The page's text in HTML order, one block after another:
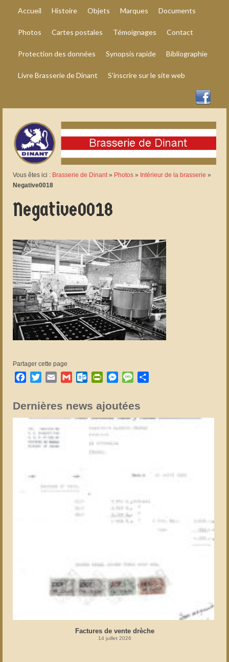
Accueil Histoire Objets Marques Documents
Photos Cartes postales Témoignages Contact
Protection des données Synopsis rapide Bibliographie
Livre Brasserie de Dinant S’inscrire sur le site web
Vous êtes ici : Brasserie de Dinant» Photos » Intérieur de la brasserie »
Negative0018
Negative0018
Partager cette page
Facebook
TwitterEmail GmailOutlook.com
PrintFriendly
Messenger
Message
Dernières news ajoutées
Factures de vente drèche
14 juillet 2026